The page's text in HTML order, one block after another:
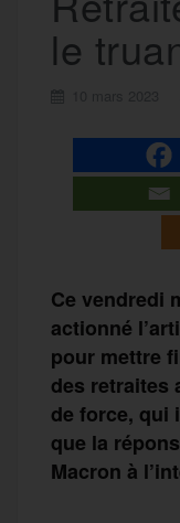
le
Ce vendredi
actionné
pour mettre
des retraites
de force, qui
que la
Macron à